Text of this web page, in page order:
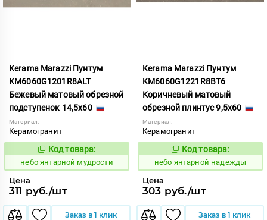
Kerama Marazzi Пунтум
KM6060G1201R8ALT
Бежевый матовый обрезной
подступенок 14,5x60
Материал:
Керамогранит
1124805
Код товара:
небо янтарной мудрости
Цена
311 руб./шт
Заказ в 1 клик
Kerama Marazzi Пунтум
KM6060G1221R8BT6
Коричневый матовый
обрезной плинтус 9,5x60
Материал:
Керамогранит
1124807
Код товара:
небо янтарной надежды
Цена
303 руб./шт
Заказ в 1 клик